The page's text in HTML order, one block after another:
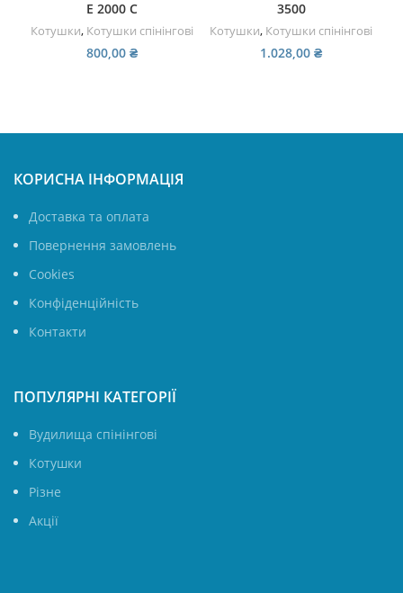
E 2000 С
Котушки, Котушки спінінгові
800,00 ₴
3500
Котушки, Котушки спінінгові
1.028,00 ₴
КОРИСНА ІНФОРМАЦІЯ
Доставка та оплата
Повернення замовлень
Cookies
Конфіденційність
Контакти
ПОПУЛЯРНІ КАТЕГОРІЇ
Вудилища спінінгові
Котушки
Різне
Акції